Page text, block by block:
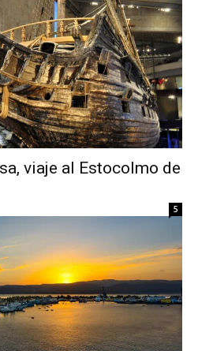
Thru
My
viaje al Estocolmo de
5